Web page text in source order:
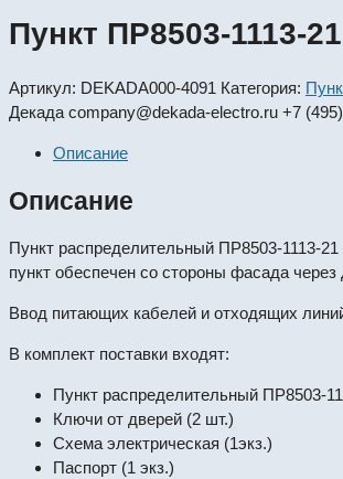
Пункт ПР8503-1113-
Артикул: DEKADA000-4091 Категория:
Декада company@dekada-electro.ru +7
Описание
Описание
Пункт распределительный ПР8503-1113-
пункт обеспечен со стороны фасада через
Ввод питающих кабелей и отходящих
В комплект поставки входят:
Пункт распределительный ПР8503-
Ключи от дверей (2 шт.)
Схема электрическая (1экз.)
Паспорт (1 экз.)